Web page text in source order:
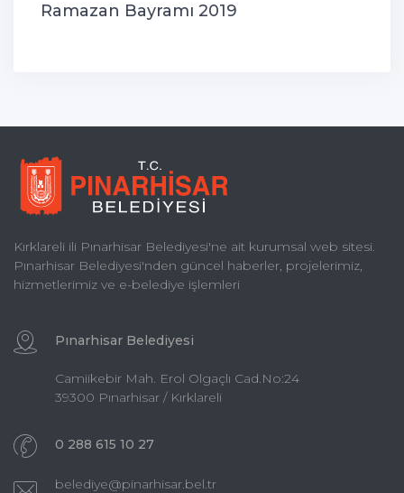
Ramazan Bayramı 2019
Kırklareli ili Pınarhisar Belediyesi'ne ait kurumsal web sitesi.
Pınarhisar Belediyesi'nden güncel haberler, projelerimiz,
hizmetlerimiz ve e-belediye işlemleri
Pınarhisar Belediyesi
Camiikebir Mah. Erol Olgaçlı Cad.No:24
39300 Pınarhisar / Kırklareli
0 288 615 10 27
belediye@pinarhisar.bel.tr